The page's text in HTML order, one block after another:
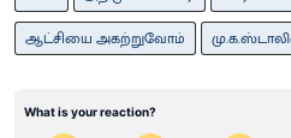
ஆட்சியை அகற்றுவோம்